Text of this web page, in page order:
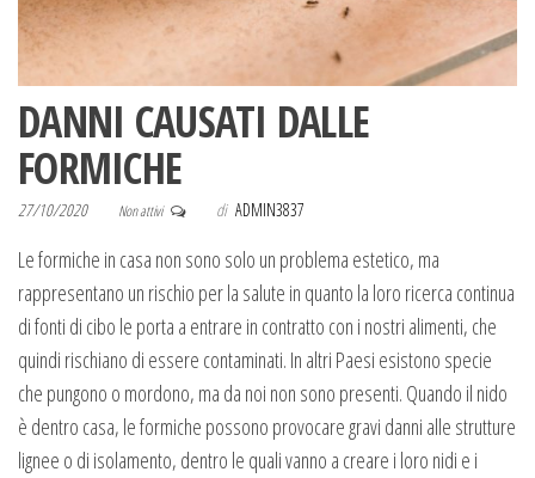
DANNI CAUSATI DALLE
FORMICHE
27/10/2020 Non attivi di ADMIN3837
Le formiche in casa non sono solo un problema estetico, ma
rappresentano un rischio per la salute in quanto la loro ricerca continua
di fonti di cibo le porta a entrare in contratto con i nostri alimenti, che
quindi rischiano di essere contaminati. In altri Paesi esistono specie
che pungono o mordono, ma da noi non sono presenti. Quando il nido
è dentro casa, le formiche possono provocare gravi danni alle strutture
lignee o di isolamento, dentro le quali vanno a creare i loro nidi e i